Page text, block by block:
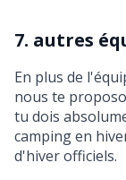
7. autres
En plus de
nous te
tu dois
camping en
d'hiver officiels.